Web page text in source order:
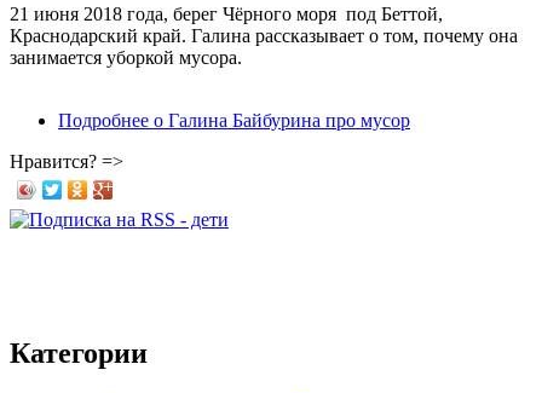
21 июня 2018 года, берег Чёрного моря под Беттой,
Краснодарский край. Галина рассказывает о том, почему она
занимается уборкой мусора.
Подробнее о Галина Байбурина про мусор
Нравится? =>
Категории